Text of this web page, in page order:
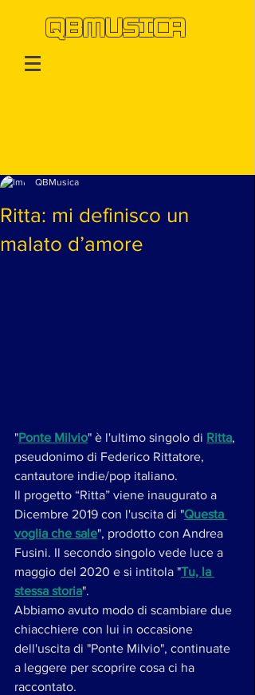
QBMUSICA
Ritta: mi definisco un
malato d’amore
QBMusica
"Ponte Milvio" è l'ultimo singolo di Ritta,
pseudonimo di Federico Rittatore,
cantautore indie/pop italiano.
Il progetto “Ritta” viene inaugurato a
Dicembre 2019 con l'uscita di "Questa
voglia che sale", prodotto con Andrea
Fusini. Il secondo singolo vede luce a
maggio del 2020 e si intitola "Tu, la
stessa storia".
Abbiamo avuto modo di scambiare due
chiacchiere con lui in occasione
dell'uscita di "Ponte Milvio", continuate
a leggere per scoprire cosa ci ha
raccontato.